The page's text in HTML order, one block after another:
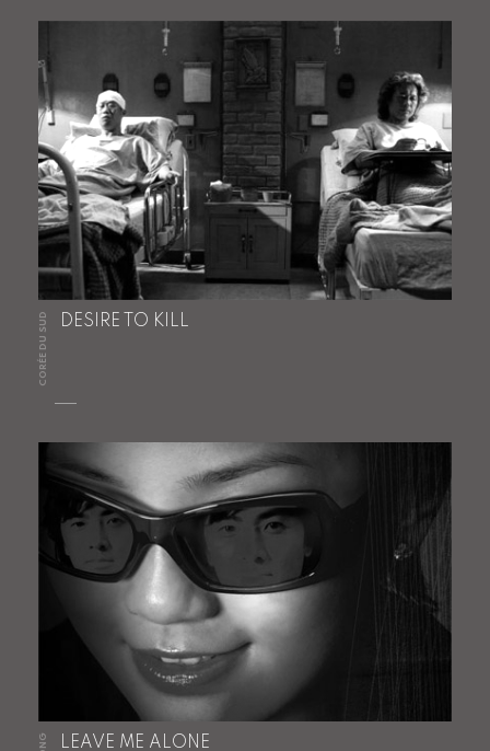
CORÉE DU SUD DESIRE TO KILL
LEAVE ME ALONE